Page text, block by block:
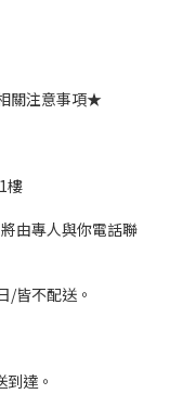
關注意事項★
樓
由專人與你電話聯
/皆不配送。
達。